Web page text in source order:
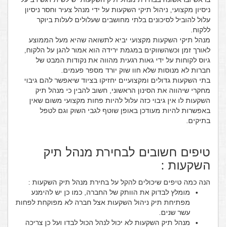
ניסיון מקצועי, ניהול תיקי השקעות על ידי מנהל צעיר וחסר ניסיון
עלול להוביל לסיכונים בלתי מחושבים שעלולים לעלות ביוקר
ללקוח.
מנהל תיקי השקעות מקצועי יביא לתשואה שהיא מעל הממוצע
לאורך זמן וכשהשווקים במגמת ירידה הוא אמור להגן על הלקוח,
גיוס לקוחות על ידי גאות רגעית מהווה את נקודות המבט של
חברות לא מנוסות שלא חוו שוק יורד מספר פעמים.
בתי השקעות גדולים ומקצועיים יחזיקו בציוד שיאפשר להם גיבוי
מחקרי שיהווה את הסינון הראשוני, חשוב להבין כי מנהל תיק
השקעות לו אין גיבוי כזה עלול להיות פחות מקצועי משום שאין
באפשרות להיות מעודכן באופן שוטף לגבי השוק וגם לטפל
בתיקים.
טיפים חשובים לבחירת מנהל תיק
השקעות :
הנה כמה טיפים שיכולים להקל על בחירת מנהל תיק השקעות :
מומלץ לבדוק את הוותק של החברה, כמו כן יש להימנע
מפתיחת תיק ניהול השקעות אצל חברה לא מפוקחת לפחות
עשר שנים.
מנהל תיק השקעות לא יכול לנהל הכול לבדו ועל כן צריכה